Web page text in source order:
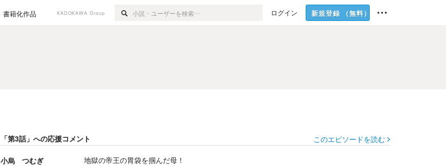
書籍化作品 KADOKAWA Group ログイン 新規登録 （無料）
「第3話」への応援コメント このエピソードを読む
小烏 つむぎ
地獄の帝王の胃袋を掴んだ母！